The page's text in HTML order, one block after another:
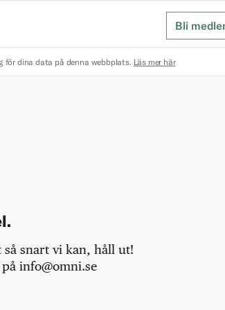
Bli
för dina data på denna webbplats. Läs mer här
snart vi kan, håll ut!
info@omni.se